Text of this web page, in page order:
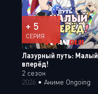
+ 5
СЕРИЯ
Лазурный путь: Малый
вперёд!
2 сезон
2026 • Аниме Ongoing